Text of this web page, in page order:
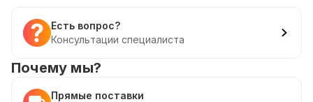
Есть вопрос?
Консультации специалиста
Почему мы?
Прямые поставки